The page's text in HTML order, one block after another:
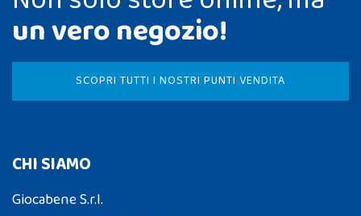
un vero negozio!
SCOPRI TUTTI I NOSTRI PUNTI VENDITA
CHI SIAMO
Giocabene S.r.l.